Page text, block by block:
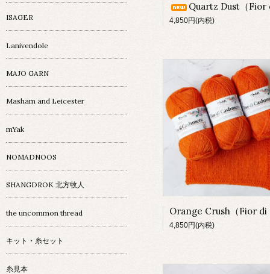
Quartz Dust（Fior di
4,850円(内税)
4,850円(内税)
ISAGER
Lanivendole
MAJO GARN
Masham and Leicester
mYak
NOMADNOOS
SHANGDROK 北方牧人
the uncommon thread
キット・糸セット
糸見本